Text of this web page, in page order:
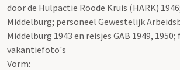
door de Hulpactie Roode Kruis (HARK)
Middelburg; personeel Gewestelijk
Middelburg 1943 en reisjes GAB 1949,
vakantiefoto's
Vorm: